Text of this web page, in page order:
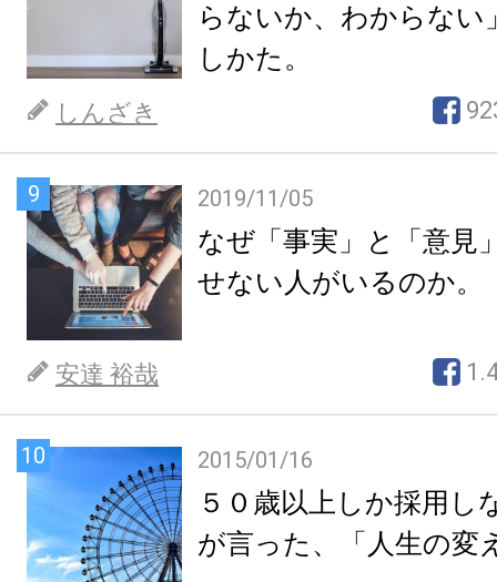
らないか、わからない
しかた。
しんざき
9 2019/11/05
なぜ「事実」と「意見
せない人がいるのか。
安達 裕哉
10 2015/01/16
５０歳以上しか採用し
が言った、「人生の変